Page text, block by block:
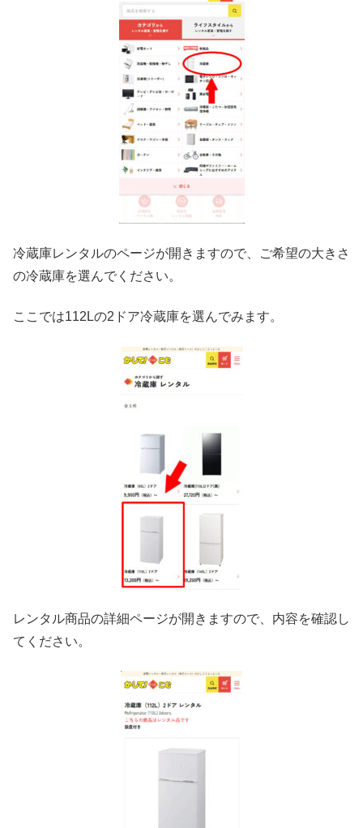
冷蔵庫レンタルのページが開きますので、ご希望の大きさ
の冷蔵庫を選んでください。
ここでは112Lの2ドア冷蔵庫を選んでみます。
レンタル商品の詳細ページが開きますので、内容を確認し
てください。